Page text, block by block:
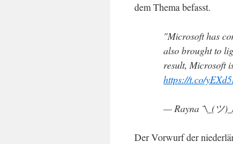
dem Thema befasst.
"Microsoft has
also brought to
result, Microsoft
https://t.co/
— Rayna ¯\_(ツ
Der Vorwurf der